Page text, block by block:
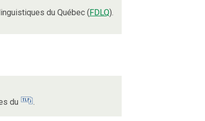
du Québec (FDLQ).
du
.